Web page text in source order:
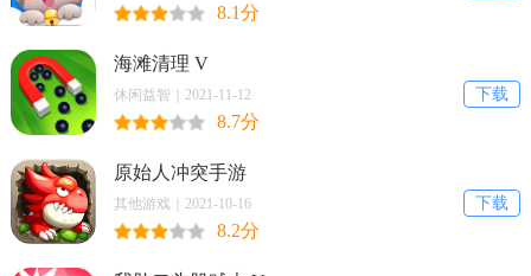
8.1分
海滩清理 V
下载
休闲益智｜2021-11-12
8.7分
原始人冲突手游
下载
其他游戏｜2021-10-16
8.2分